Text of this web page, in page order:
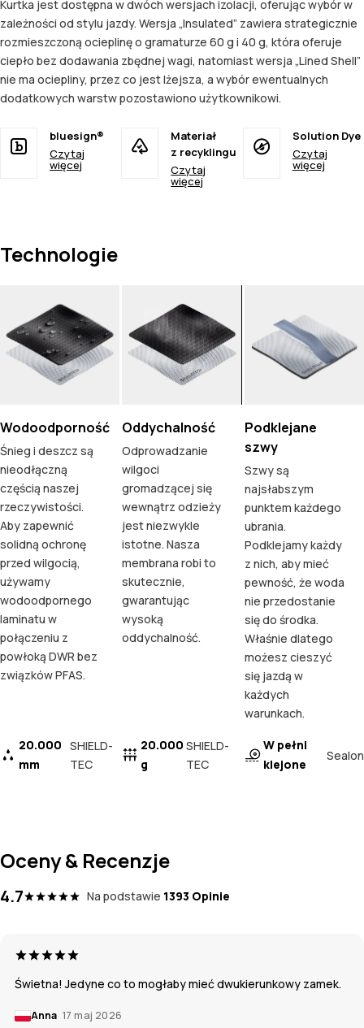
Kurtka jest dostępna w dwóch wersjach izolacji, oferując wybór w
zależności od stylu jazdy. Wersja „Insulated” zawiera strategicznie
rozmieszczoną ocieplinę o gramaturze 60 g i 40 g, która oferuje
ciepło bez dodawania zbędnej wagi, natomiast wersja „Lined Shell”
nie ma ociepliny, przez co jest lżejsza, a wybór ewentualnych
dodatkowych warstw pozostawiono użytkownikowi.
bluesign®
Czytaj
więcej
Materiał
z recyklingu
Czytaj
więcej
Solution Dye
Czytaj
więcej
Technologie
Wodoodporność
Śnieg i deszcz są
nieodłączną
częścią naszej
rzeczywistości.
Aby zapewnić
solidną ochronę
przed wilgocią,
używamy
wodoodpornego
laminatu w
połączeniu z
powłoką DWR bez
związków PFAS.
20.000
mm
SHIELD-
TEC
Oddychalność
Odprowadzanie
wilgoci
gromadzącej się
wewnątrz odzieży
jest niezwykle
istotne. Nasza
membrana robi to
skutecznie,
gwarantując
wysoką
oddychalność.
20.000
g
SHIELD-
TEC
Podklejane
szwy
Szwy są
najsłabszym
punktem każdego
ubrania.
Podklejamy każdy
z nich, aby mieć
pewność, że woda
nie przedostanie
się do środka.
Właśnie dlatego
możesz cieszyć
się jazdą w
każdych
warunkach.
W pełni
klejone
Sealon
Oceny & Recenzje
4.7 Na podstawie 1393 Opinie
Świetna! Jedyne co to mogłaby mieć dwukierunkowy zamek.
Anna 17 maj 2026